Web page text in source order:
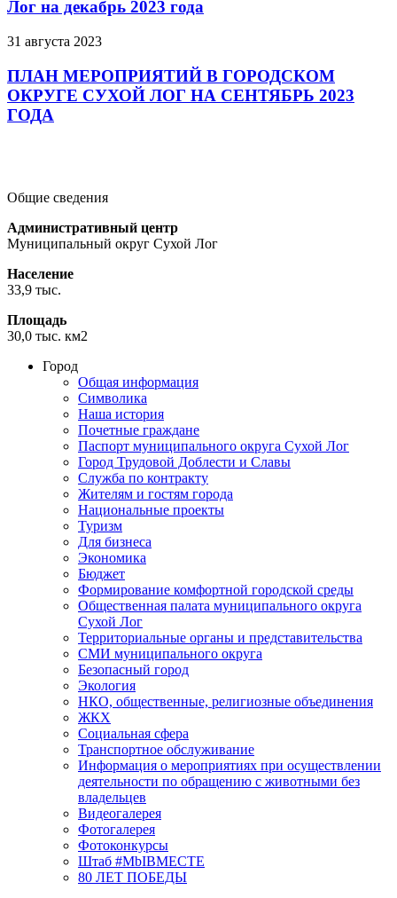
Лог на декабрь 2023 года
31 августа 2023
ПЛАН МЕРОПРИЯТИЙ В ГОРОДСКОМ
ОКРУГЕ СУХОЙ ЛОГ НА СЕНТЯБРЬ 2023
ГОДА
Общие сведения
Административный центр
Муниципальный округ Сухой Лог
Население
33,9 тыс.
Площадь
30,0 тыс. км2
Город
Общая информация
Символика
Наша история
Почетные граждане
Паспорт муниципального округа Сухой Лог
Город Трудовой Доблести и Славы
Служба по контракту
Жителям и гостям города
Национальные проекты
Туризм
Для бизнеса
Экономика
Бюджет
Формирование комфортной городской среды
Общественная палата муниципального округа
Сухой Лог
Территориальные органы и представительства
СМИ муниципального округа
Безопасный город
Экология
НКО, общественные, религиозные объединения
ЖКХ
Социальная сфера
Транспортное обслуживание
Информация о мероприятиях при осуществлении
деятельности по обращению с животными без
владельцев
Видеогалерея
Фотогалерея
Фотоконкурсы
Штаб #MbIBMECTE
80 ЛЕТ ПОБЕДЫ